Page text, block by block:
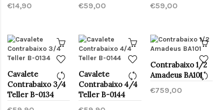
€14,90
€59,00
€59,00
Cavalete
Contrabaixo 3/4
Teller B-0134
Cavalete
Contrabaixo 4/4
Teller B-0144
Contrabaixo 1/2
Amadeus BA101
€759,00